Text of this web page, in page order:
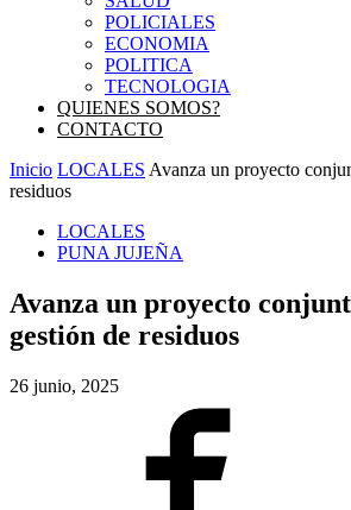
POLICIALES
ECONOMIA
POLITICA
TECNOLOGIA
QUIENES SOMOS?
CONTACTO
Inicio LOCALES Avanza un proyecto
residuos
LOCALES
PUNA JUJEÑA
Avanza un proyecto
gestión de residuos
26 junio, 2025